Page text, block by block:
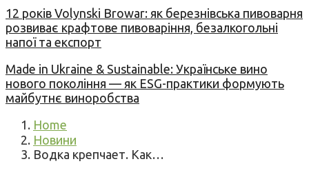
12 років Volynski Browar: як березнівська пивоварня
розвиває крафтове пивоваріння, безалкогольні
напої та експорт
Made in Ukraine & Sustainable: Українське вино
нового покоління — як ESG-практики формують
майбутнє виноробства
Home
Новини
Водка крепчает. Как…